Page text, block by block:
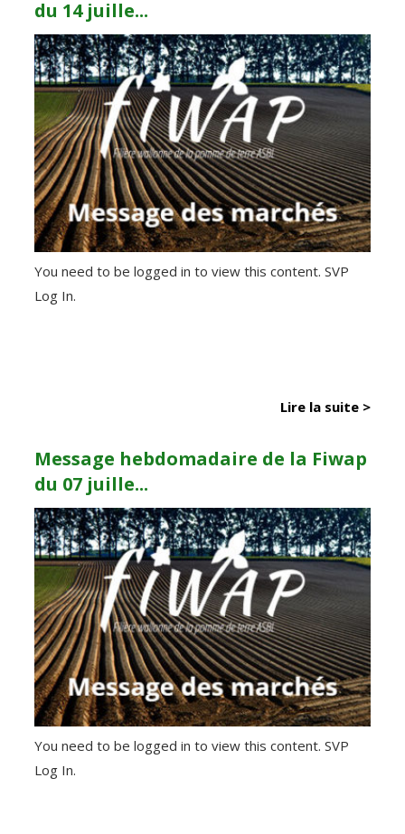
du 14 juille...
You need to be logged in to view this content. SVP
Log In.
Lire la suite >
Message hebdomadaire de la Fiwap
du 07 juille...
You need to be logged in to view this content. SVP
Log In.